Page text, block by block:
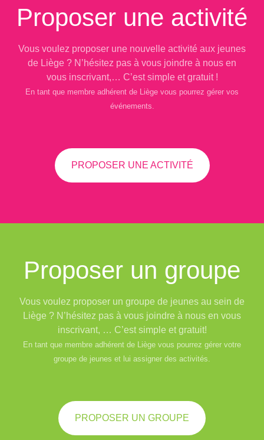
Proposer une activité
Vous voulez proposer une nouvelle activité aux jeunes
de Liège ? N’hésitez pas à vous joindre à nous en
vous inscrivant,… C’est simple et gratuit !
En tant que membre adhérent de Liège vous pourrez gérer vos
événements.
PROPOSER UNE ACTIVITÉ
Proposer un groupe
Vous voulez proposer un groupe de jeunes au sein de
Liège ? N’hésitez pas à vous joindre à nous en vous
inscrivant, … C’est simple et gratuit!
En tant que membre adhérent de Liège vous pourrez gérer votre
groupe de jeunes et lui assigner des activités.
PROPOSER UN GROUPE